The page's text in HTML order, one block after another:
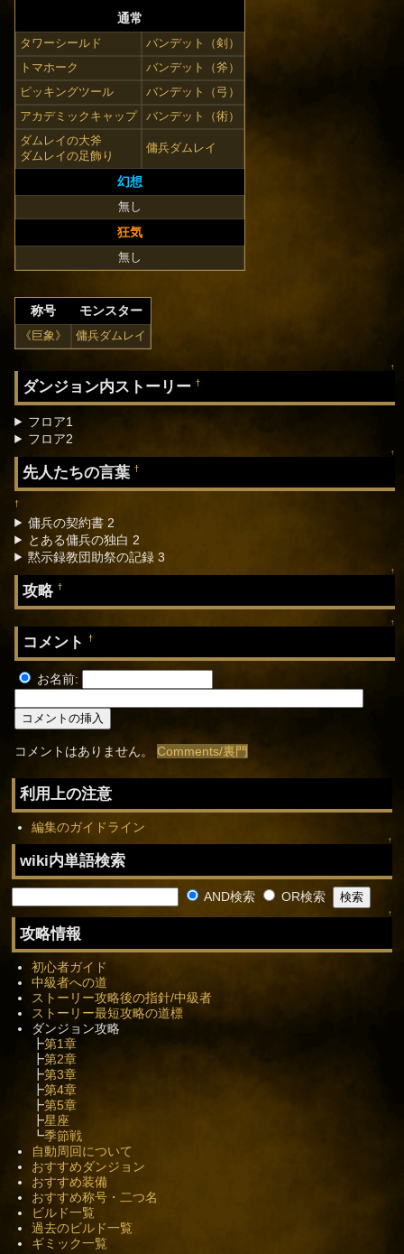
通常
タワーシールド
バンデット（剣）
トマホーク
バンデット（斧）
ピッキングツール
バンデット（弓）
アカデミックキャップ
バンデット（術）
ダムレイの大斧
ダムレイの足飾り
傭兵ダムレイ
幻想
無し
狂気
無し
称号 モンスター
《巨象》 傭兵ダムレイ
↑
ダンジョン内ストーリー†
フロア1
フロア2
↑
先人たちの言葉†
†
傭兵の契約書 2
とある傭兵の独白 2
黙示録教団助祭の記録 3
↑
攻略†
↑
コメント†
お名前:
コメントはありません。Comments/裏門
利用上の注意
編集のガイドライン
↑
wiki内単語検索
AND検索 OR検索
↑
攻略情報
初心者ガイド
中級者への道
ストーリー攻略後の指針/中級者
ストーリー最短攻略の道標
ダンジョン攻略
┣第1章
┣第2章
┣第3章
┣第4章
┣第5章
┣星座
┗季節戦
自動周回について
おすすめダンジョン
おすすめ装備
おすすめ称号・二つ名
ビルド一覧
過去のビルド一覧
ギミック一覧